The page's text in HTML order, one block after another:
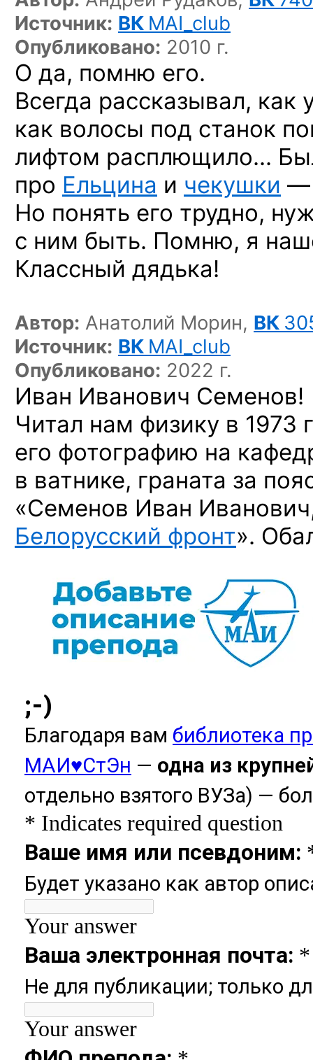
Источник: ВК MAI_club
Опубликовано: 2010 г.
О да, помню его.
Всегда рассказывал,
как волосы под станок
лифтом расплющило…
про Ельцина и чекушки —
Но понять его трудно,
с ним быть. Помню, я
Классный дядька!
Автор: Анатолий Морин, ВК
Источник: ВК MAI_club
Опубликовано: 2022 г.
Иван Иванович Семенов!
Читал нам физику в 1973
его фотографию на
в ватнике, граната за
«Семенов Иван
Белорусский фронт».